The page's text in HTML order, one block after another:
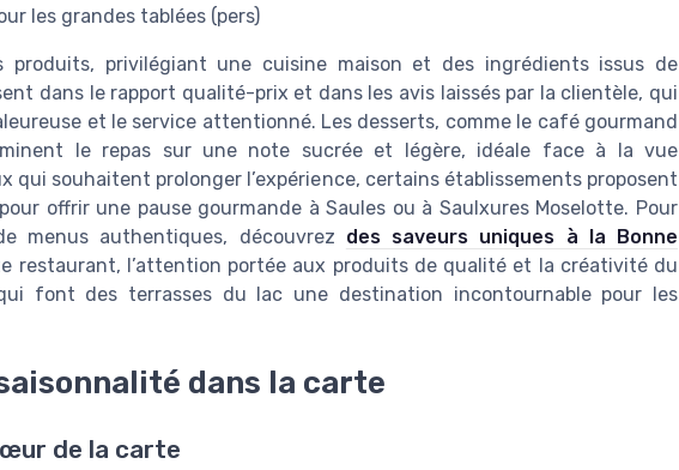
les grandes tablées (pers)
privilégiant une cuisine maison et des ingrédients issus de
dans le rapport qualité-prix et dans les avis laissés par la clientèle, qui
et le service attentionné. Les desserts, comme le café gourmand
le repas sur une note sucrée et légère, idéale face à la vue
qui souhaitent prolonger l’expérience, certains établissements proposent
offrir une pause gourmande à Saules ou à Saulxures Moselotte. Pour
menus authentiques, découvrez des saveurs uniques à la Bonne
restaurant, l’attention portée aux produits de qualité et la créativité du
font des terrasses du lac une destination incontournable pour les
dans la carte
de la carte